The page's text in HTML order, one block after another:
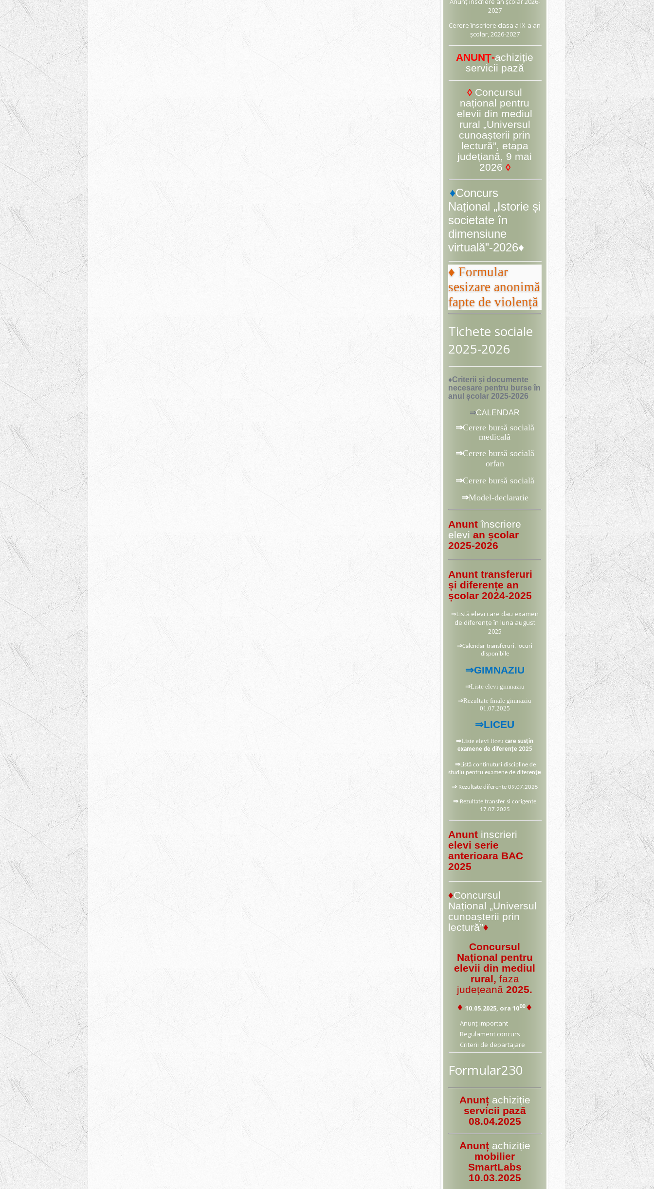
2027
Cerere înscriere clasa a IX-a an
școlar, 2026-2027
ANUNȚ-achiziție
servicii pază
◊ Concursul
național pentru
elevii din mediul
rural „Universul
cunoașterii prin
lectură”, etapa
județiană, 9 mai
2026 ◊
♦Concurs
Național „Istorie și
societate în
dimensiune
virtuală”-2026♦
♦ Formular
sesizare anonimă
fapte de violență
Tichete sociale
2025-2026
♦Criterii și documente
necesare pentru burseîn
anul școlar 2025-2026
⇒CALENDAR
⇒Cerere bursă socială
medicală
⇒Cerere bursă socială
orfan
⇒Cerere bursă socială
⇒Model-declaratie
Anunt înscriere
elevi an școlar
2025-2026
Anunt transferuri
și diferențe an
școlar 2024-2025
⇒Listă elevi care dau examen
de diferențe în luna august
2025
⇒Calendar transferuri, locuri
disponibile
⇒GIMNAZIU
⇒Liste elevi gimnaziu
⇒Rezultate finale gimnaziu
01.07.2025
⇒LICEU
⇒Liste elevi liceu care susțin
examene de diferențe 2025
⇒Listă conținuturi discipline de
studiu pentru examene de diferențe
⇒ Rezultate diferențe 09.07.2025
⇒ Rezultate transfer si corigente
17.07.2025
Anunt inscrieri
elevi serie
anterioara BAC
2025
♦Concursul
Național „Universul
cunoașterii prin
lectură”♦
Concursul
Național pentru
elevii din mediul
rural, faza
județeană 2025.
♦ 10.05.2025, ora 1000 ♦
Anunț important
Regulament concurs
Criterii de departajare
Formular230
Anunț achiziție
servicii pază
08.04.2025
Anunț achiziție
mobilier
SmartLabs
10.03.2025